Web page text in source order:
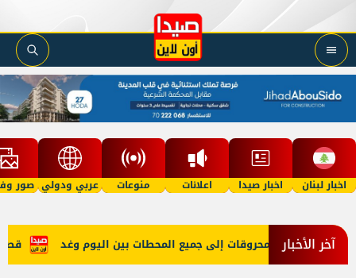
اخبار لبنان اخبار صيدا اعلانات منوعات عربي ودولي صور
آخر الأخبار قصف طبيعي والمحروقات إلى جميع المحطات بين اليوم وغد